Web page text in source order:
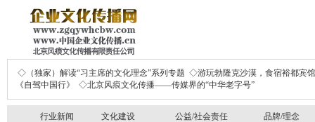
◇（独家）解读“习主席的文化理念”系列专题 ◇游玩勃隆克沙漠，食宿裕都宾馆
《自驾中国行》
◇北京风痕文化传播——传媒界的“中华老字号”
行业新闻 文化建设 公益/社会责任
品牌/理念